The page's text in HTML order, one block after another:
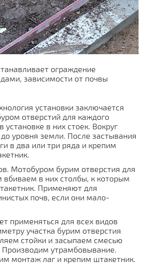
ограждение
зависимости от почвы
установки заключается
отверстий для каждого
установке в них стоек. Вокруг
уровня земли. После застывания
в два или три ряда и крепим
Мотобуром бурим отверстия для
вбиваем в них столбы, к которым
Применяют для
почв, если они мало-
применяться для всех видов
участка бурим отверстия
стойки и засыпаем смесью
утрамбовывание.
монтаж лаг и крепим штакетник.